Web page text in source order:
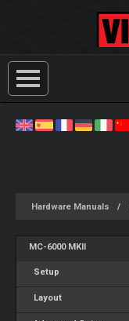
Hardware Manuals
MC-6000 MKII
Setup
Layout